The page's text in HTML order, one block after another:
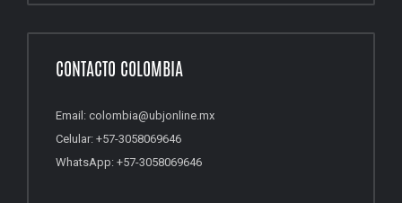
CONTACTO COLOMBIA
Email: colombia@ubjonline.mx
Celular: +57-3058069646
WhatsApp: +57-3058069646